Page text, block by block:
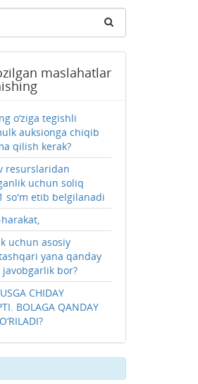
maslahatlar
o‘ziga tegishli
auksionga chiqib
qilish kerak?
resurslaridan
uchun soliq
so'm etib belgilanadi
uchun asosiy
yana qanday
bor?
CHIDAY
BOLAGA QANDAY